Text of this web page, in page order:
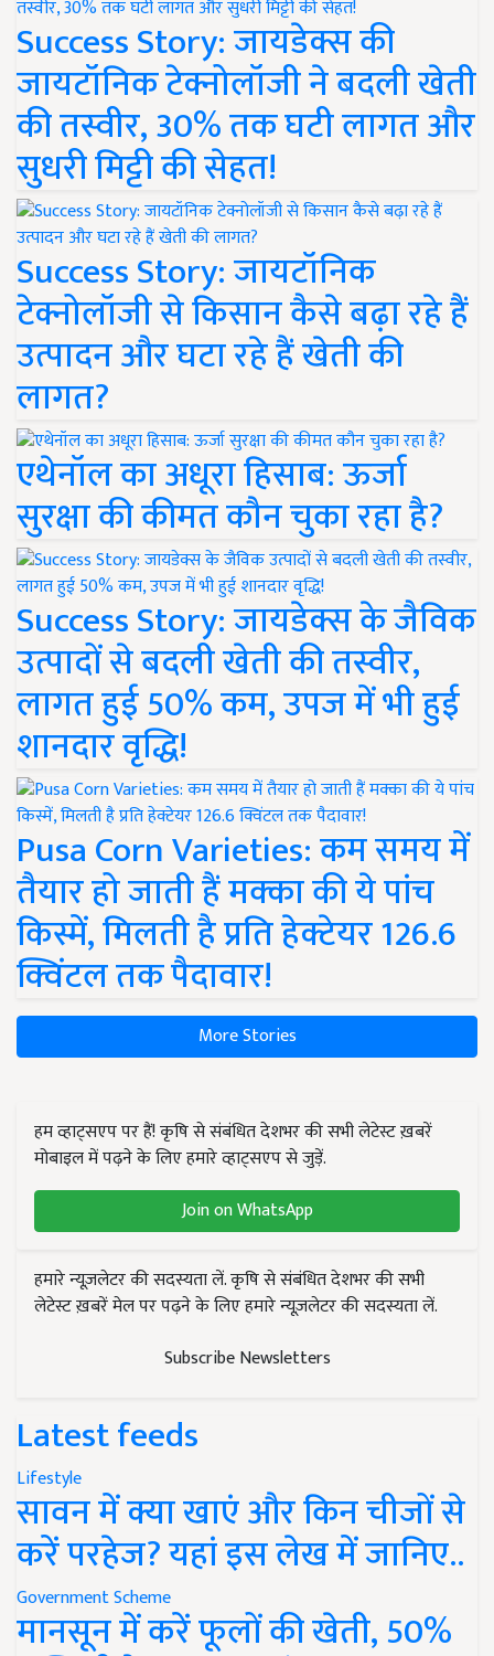
Success Story: जायडेक्स की
जायटॉनिक टेक्नोलॉजी ने बदली खेती
की तस्वीर, 30% तक घटी लागत और
सुधरी मिट्टी की सेहत!
Success Story: जायटॉनिक
टेक्नोलॉजी से किसान कैसे बढ़ा रहे हैं
उत्पादन और घटा रहे हैं खेती की
लागत?
एथेनॉल का अधूरा हिसाब: ऊर्जा
सुरक्षा की कीमत कौन चुका रहा है?
Success Story: जायडेक्स के जैविक
उत्पादों से बदली खेती की तस्वीर,
लागत हुई 50% कम, उपज में भी हुई
शानदार वृद्धि!
Pusa Corn Varieties: कम समय में
तैयार हो जाती हैं मक्का की ये पांच
किस्में, मिलती है प्रति हेक्टेयर 126.6
क्विंटल तक पैदावार!
More Stories
हम व्हाट्सएप पर हैं! कृषि से संबंधित देशभर की सभी लेटेस्ट ख़बरें
मोबाइल में पढ़ने के लिए हमारे व्हाट्सएप से जुड़ें.
Join on WhatsApp
हमारे न्यूज़लेटर की सदस्यता लें. कृषि से संबंधित देशभर की सभी
लेटेस्ट ख़बरें मेल पर पढ़ने के लिए हमारे न्यूज़लेटर की सदस्यता लें.
Subscribe Newsletters
Latest feeds
Lifestyle
सावन में क्या खाएं और किन चीजों से
करें परहेज? यहां इस लेख में जानिए..
Government Scheme
मानसून में करें फूलों की खेती, 50%